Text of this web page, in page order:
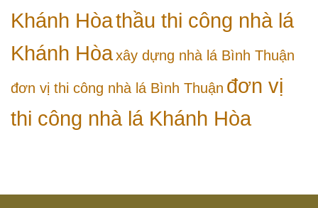
Khánh Hòathầu thi công nhà lá
Khánh Hòaxây dựng nhà lá Bình Thuận
đơn vị thi công nhà lá Bình Thuận đơn vị
thi công nhà lá Khánh Hòa